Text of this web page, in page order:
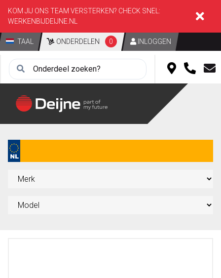
KOM JIJ ONS TEAM VERSTERKEN? CHECK SNEL:
WERKENBIJDEIJNE.NL
TAAL ONDERDELEN 0 INLOGGEN